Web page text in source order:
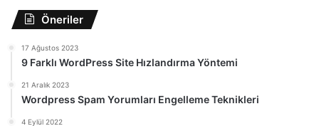
Öneriler
17 Ağustos 2023
9 Farklı WordPress Site Hızlandırma Yöntemi
21 Aralık 2023
Wordpress Spam Yorumları Engelleme Teknikleri
4 Eylül 2022